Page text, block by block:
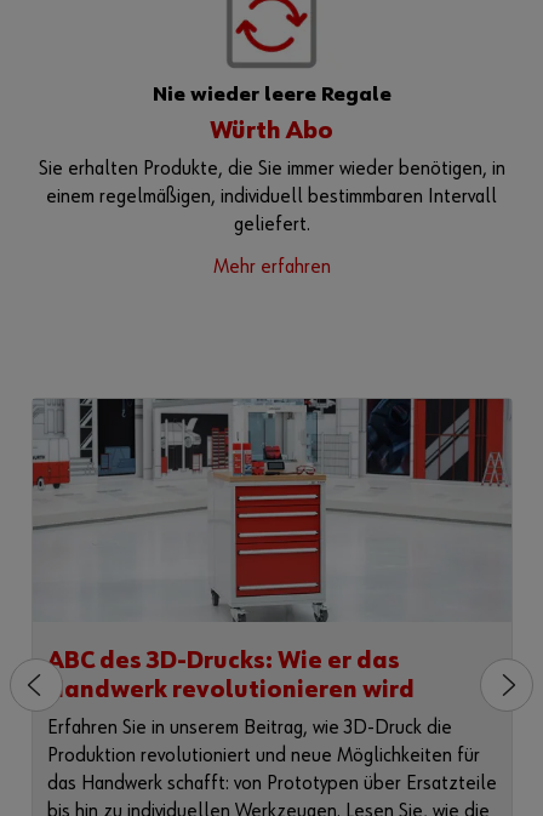
Nie wieder leere Regale
Würth Abo
Sie erhalten Produkte, die Sie immer wieder benötigen, in
einem regelmäßigen, individuell bestimmbaren Intervall
geliefert.
Mehr erfahren
ABC des 3D-Drucks: Wie er das
Handwerk revolutionieren wird
Erfahren Sie in unserem Beitrag, wie 3D-Druck die
Produktion revolutioniert und neue Möglichkeiten für
das Handwerk schafft: von Prototypen über Ersatzteile
bis hin zu individuellen Werkzeugen. Lesen Sie, wie die